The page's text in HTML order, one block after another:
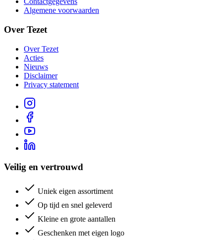
Algemene voorwaarden
Over Tezet
Over Tezet
Acties
Nieuws
Disclaimer
Privacy statement
Veilig en vertrouwd
Uniek eigen assortiment
Op tijd en snel geleverd
Kleine en grote aantallen
Geschenken met eigen logo